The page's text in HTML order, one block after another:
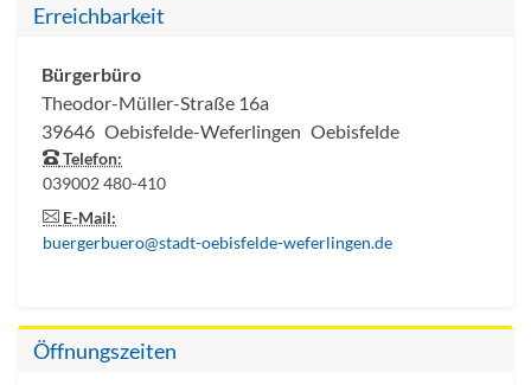
Öffnungszeiten
Erreichbarkeit
Bürgerbüro
Theodor-Müller-Straße 16a
39646 Oebisfelde-Weferlingen Oebisfelde
Telefon:
039002 480-410
E-Mail:
buergerbuero@stadt-oebisfelde-weferlingen.de